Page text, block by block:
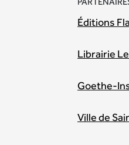
Éditions
Librairie
Goethe-
Ville de